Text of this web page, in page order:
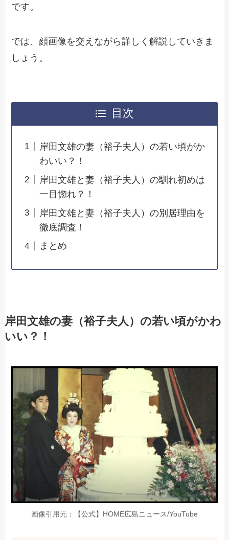
です。
では、顔画像を交えながら詳しく解説していきま
しょう。
目次
岸田文雄の妻（裕子夫人）の若い頃がか
わいい？！
岸田文雄と妻（裕子夫人）の馴れ初めは
一目惚れ？！
岸田文雄と妻（裕子夫人）の別居理由を
徹底調査！
まとめ
岸田文雄の妻（裕子夫人）の若い頃がかわ
いい？！
画像引用元：【公式】HOME広島ニュース/YouTube